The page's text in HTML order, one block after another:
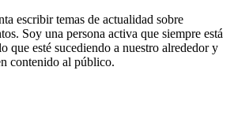
escribir temas de actualidad sobre
Soy una persona activa que siempre está
que esté sucediendo a nuestro alrededor y
contenido al público.